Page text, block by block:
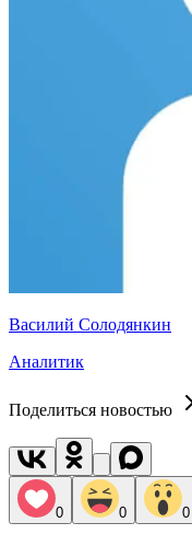
Василий Солодянкин
Аналитик
Поделиться новостью
0 0 0